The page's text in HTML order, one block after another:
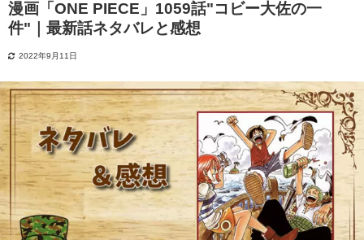
漫画「ONE PIECE」1059話"コビー大佐の一
件"｜最新話ネタバレと感想
2022年9月11日